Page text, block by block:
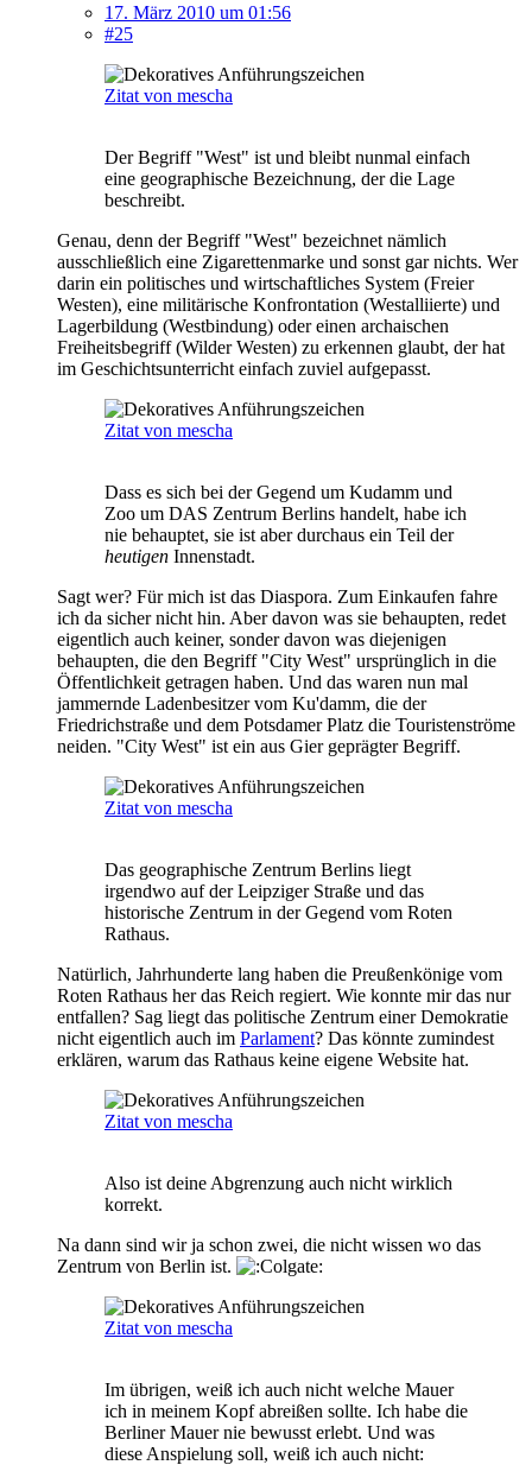
17. März 2010 um 01:56
#25
Zitat von mescha
Der Begriff "West" ist und bleibt nunmal einfach
eine geographische Bezeichnung, der die Lage
beschreibt.
Genau, denn der Begriff "West" bezeichnet nämlich
ausschließlich eine Zigarettenmarke und sonst gar nichts. Wer
darin ein politisches und wirtschaftliches System (Freier
Westen), eine militärische Konfrontation (Westalliierte) und
Lagerbildung (Westbindung) oder einen archaischen
Freiheitsbegriff (Wilder Westen) zu erkennen glaubt, der hat
im Geschichtsunterricht einfach zuviel aufgepasst.
Zitat von mescha
Dass es sich bei der Gegend um Kudamm und
Zoo um DAS Zentrum Berlins handelt, habe ich
nie behauptet, sie ist aber durchaus ein Teil der
heutigen Innenstadt.
Sagt wer? Für mich ist das Diaspora. Zum Einkaufen fahre
ich da sicher nicht hin. Aber davon was sie behaupten, redet
eigentlich auch keiner, sonder davon was diejenigen
behaupten, die den Begriff "City West" ursprünglich in die
Öffentlichkeit getragen haben. Und das waren nun mal
jammernde Ladenbesitzer vom Ku'damm, die der
Friedrichstraße und dem Potsdamer Platz die Touristenströme
neiden. "City West" ist ein aus Gier geprägter Begriff.
Zitat von mescha
Das geographische Zentrum Berlins liegt
irgendwo auf der Leipziger Straße und das
historische Zentrum in der Gegend vom Roten
Rathaus.
Natürlich, Jahrhunderte lang haben die Preußenkönige vom
Roten Rathaus her das Reich regiert. Wie konnte mir das nur
entfallen? Sag liegt das politische Zentrum einer Demokratie
nicht eigentlich auch im Parlament? Das könnte zumindest
erklären, warum das Rathaus keine eigene Website hat.
Zitat von mescha
Also ist deine Abgrenzung auch nicht wirklich
korrekt.
Na dann sind wir ja schon zwei, die nicht wissen wo das
Zentrum von Berlin ist.
Zitat von mescha
Im übrigen, weiß ich auch nicht welche Mauer
ich in meinem Kopf abreißen sollte. Ich habe die
Berliner Mauer nie bewusst erlebt. Und was
diese Anspielung soll, weiß ich auch nicht: